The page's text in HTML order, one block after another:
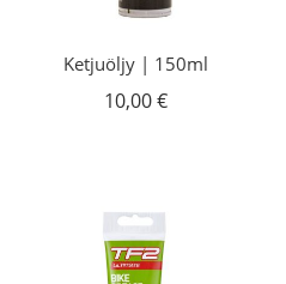
Ketjuöljy | 150ml
10,00€